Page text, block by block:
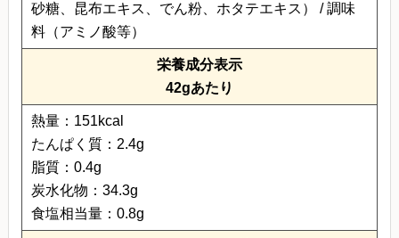
砂糖、昆布エキス、でん粉、ホタテエキス） / 調味
料（アミノ酸等）
栄養成分表示
42gあたり
熱量：151kcal
たんぱく質：2.4g
脂質：0.4g
炭水化物：34.3g
食塩相当量：0.8g